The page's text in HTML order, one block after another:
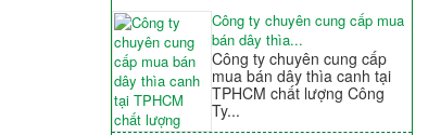
Công ty chuyên cung cấp mua
bán dây thìa...
Công ty chuyên cung cấp
mua bán dây thìa canh tại
TPHCM chất lượng Công
Ty...